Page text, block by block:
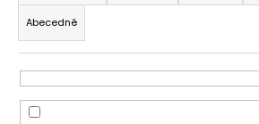
z
e
n
í
p
Abecedně
e
b
u
j
e